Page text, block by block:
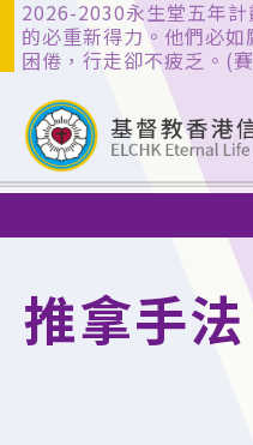
2026-2030永生堂五年
的必重新得力。他們必
困倦，行走卻不疲乏。(
推拿手法